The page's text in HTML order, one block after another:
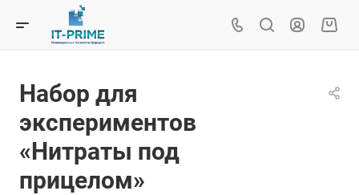
Набор для
экспериментов
«Нитраты под
прицелом»